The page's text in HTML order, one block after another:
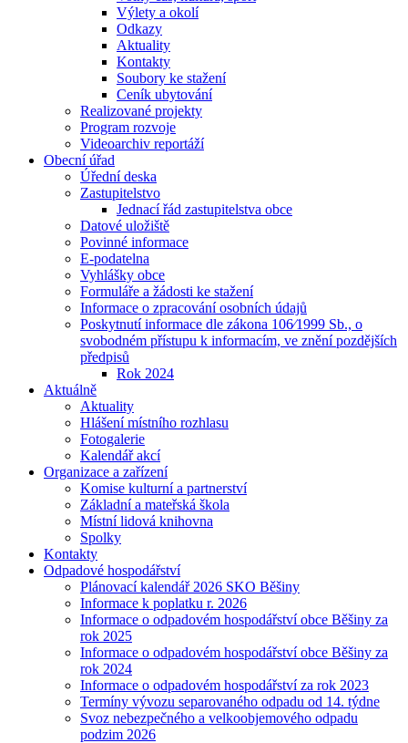
Výlety a okolí
Odkazy
Aktuality
Kontakty
Soubory ke stažení
Ceník ubytování
Realizované projekty
Program rozvoje
Videoarchiv reportáží
Obecní úřad
Úřední deska
Zastupitelstvo
Jednací řád zastupitelstva obce
Datové uložiště
Povinné informace
E-podatelna
Vyhlášky obce
Formuláře a žádosti ke stažení
Informace o zpracování osobních údajů
Poskytnutí informace dle zákona 106⁄1999 Sb., o
svobodném přístupu k informacím, ve znění pozdějších
předpisů
Rok 2024
Aktuálně
Aktuality
Hlášení místního rozhlasu
Fotogalerie
Kalendář akcí
Organizace a zařízení
Komise kulturní a partnerství
Základní a mateřská škola
Místní lidová knihovna
Spolky
Kontakty
Odpadové hospodářství
Plánovací kalendář 2026 SKO Běšiny
Informace k poplatku r. 2026
Informace o odpadovém hospodářství obce Běšiny za
rok 2025
Informace o odpadovém hospodářství obce Běšiny za
rok 2024
Informace o odpadovém hospodářství za rok 2023
Termíny vývozu separovaného odpadu od 14. týdne
Svoz nebezpečného a velkoobjemového odpadu
podzim 2026